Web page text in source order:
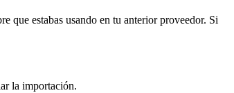
que estabas usando en tu anterior proveedor. Si
la importación.